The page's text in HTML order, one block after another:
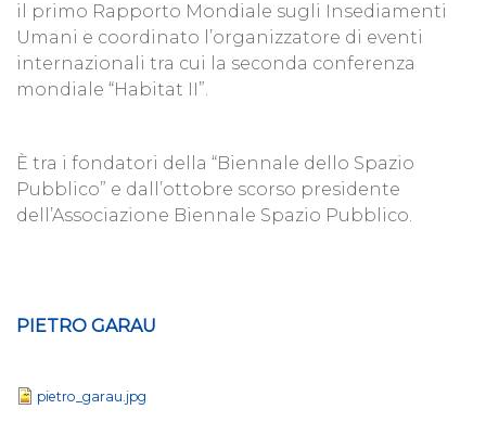
il primo Rapporto Mondiale sugli Insediamenti
Umani e coordinato l’organizzatore di eventi
internazionali tra cui la seconda conferenza
mondiale “Habitat II”.
È tra i fondatori della “Biennale dello Spazio
Pubblico” e dall’ottobre scorso presidente
dell’Associazione Biennale Spazio Pubblico.
PIETRO GARAU
pietro_garau.jpg